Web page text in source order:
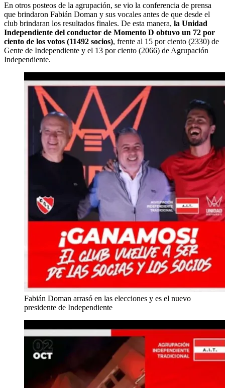
En otros posteos de la agrupación, se vio la conferencia de prensa
que brindaron Fabián Doman y sus vocales antes de que desde el
club brindaran los resultados finales. De esta manera, la Unidad
Independiente del conductor de Momento D obtuvo un 72 por
ciento de los votos (11492 socios), frente al 15 por ciento (2330) de
Gente de Independiente y el 13 por ciento (2066) de Agrupación
Independiente.
Fabián Doman arrasó en las elecciones y es el nuevo
presidente de Independiente